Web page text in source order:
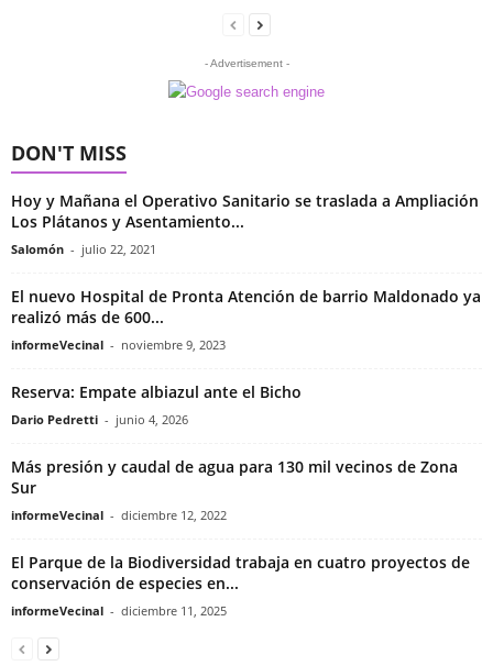
- Advertisement -
DON'T MISS
Hoy y Mañana el Operativo Sanitario se traslada a Ampliación
Los Plátanos y Asentamiento...
Salomón - julio 22, 2021
El nuevo Hospital de Pronta Atención de barrio Maldonado ya
realizó más de 600...
informeVecinal - noviembre 9, 2023
Reserva: Empate albiazul ante el Bicho
Dario Pedretti - junio 4, 2026
Más presión y caudal de agua para 130 mil vecinos de Zona
Sur
informeVecinal - diciembre 12, 2022
El Parque de la Biodiversidad trabaja en cuatro proyectos de
conservación de especies en...
informeVecinal - diciembre 11, 2025